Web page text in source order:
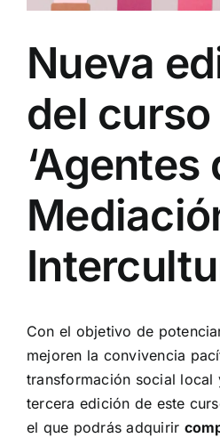
Nueva
del curso
‘Agentes
Con el objetivo de
mejoren la convivencia
transformación social local
tercera edición de este
el que podrás adquirir